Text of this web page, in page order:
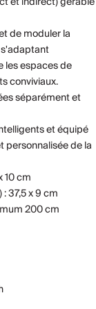
de moduler la
s'adaptant
les espaces de
conviviaux.
séparément et
et équipé
personnalisée de la
10 cm
37,5 x 9 cm
200 cm